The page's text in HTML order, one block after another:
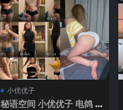
小优优子
秘语空间 小优优子 电鸽 N